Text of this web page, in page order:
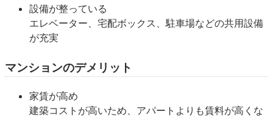
設備が整っている
エレベーター、宅配ボックス、駐車場などの共用設備
が充実
マンションのデメリット
家賃が高め
建築コストが高いため、アパートよりも賃料が高くな